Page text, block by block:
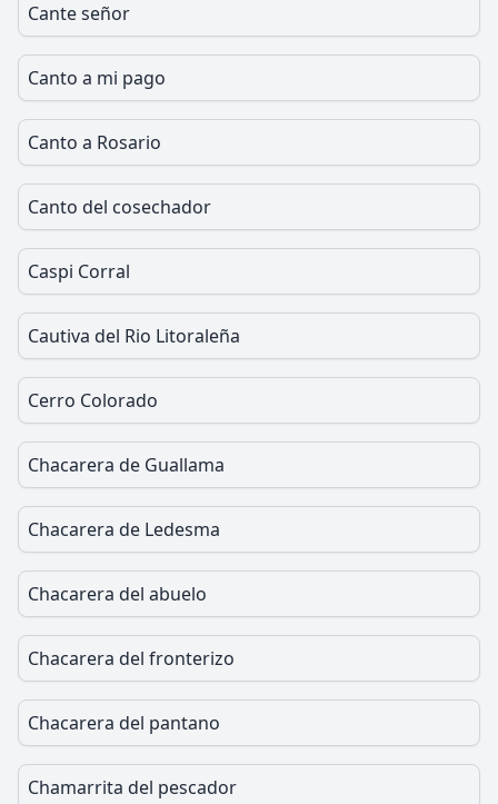
Cante señor
Canto a mi pago
Canto a Rosario
Canto del cosechador
Caspi Corral
Cautiva del Rio Litoraleña
Cerro Colorado
Chacarera de Guallama
Chacarera de Ledesma
Chacarera del abuelo
Chacarera del fronterizo
Chacarera del pantano
Chamarrita del pescador